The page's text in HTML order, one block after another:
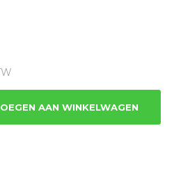
AAN WINKELWAGEN